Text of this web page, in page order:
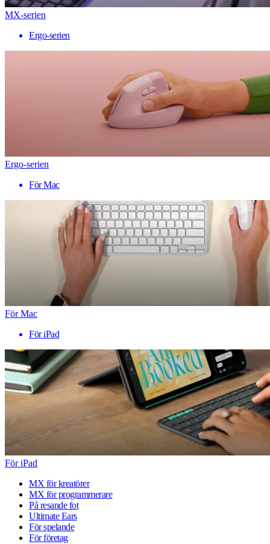
MX-serien
Ergo-serien
Ergo-serien
För Mac
För Mac
För iPad
För iPad
MX för kreatörer
MX för programmerare
På resande fot
Ultimate Ears
För spelande
För företag